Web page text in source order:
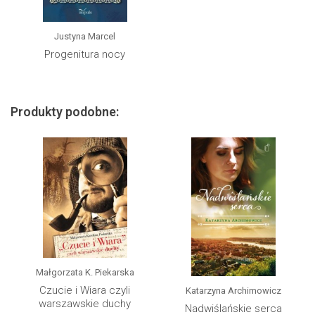
Justyna Marcel
Progenitura nocy
Produkty podobne:
Małgorzata K. Piekarska
Czucie i Wiara czyli
warszawskie duchy
Katarzyna Archimowicz
Nadwiślańskie serca